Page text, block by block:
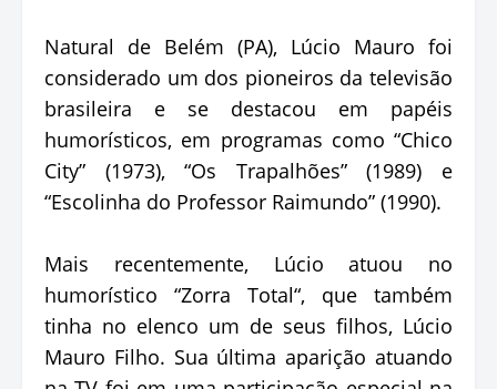
Natural de Belém (PA), Lúcio Mauro foi
considerado um dos pioneiros da televisão
brasileira e se destacou em papéis
humorísticos, em programas como “Chico
City” (1973), “Os Trapalhões” (1989) e
“Escolinha do Professor Raimundo” (1990).
Mais recentemente, Lúcio atuou no
humorístico “Zorra Total“, que também
tinha no elenco um de seus filhos, Lúcio
Mauro Filho. Sua última aparição atuando